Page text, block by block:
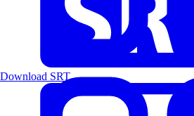
Download SRT